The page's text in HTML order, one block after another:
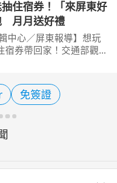
著滿滿驚喜的小地方。從
的神祕面
住宿券！「來屏東好
月月送好禮
中心／屏東報導】想玩
宿券帶回家！交通部觀光
日起至115年11月30日
在屏東指定
免簽證